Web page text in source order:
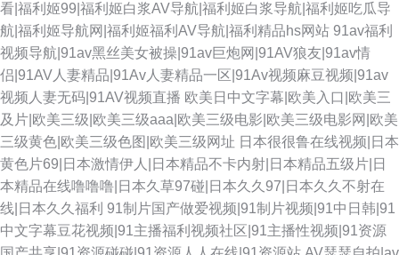
看|福利姬99|福利姬白浆AV导航|福利姬白浆导航|福利姬吃瓜导
航|福利姬导航网|福利姬福利AV导航|福利精品hs网站 91av福利
视频导航|91av黑丝美女被操|91av巨炮网|91AV狼友|91av情
侣|91AV人妻精品|91Av人妻精品一区|91Av视频麻豆视频|91av
视频人妻无码|91AV视频直播 欧美日中文字幕|欧美入口|欧美三
及片|欧美三级|欧美三级aaa|欧美三级电影|欧美三级电影网|欧美
三级黄色|欧美三级色图|欧美三级网址 日本很很鲁在线视频|日本
黄色片69|日本激情伊人|日本精品不卡内射|日本精品五级片|日
本精品在线噜噜噜|日本久草97碰|日本久久97|日本久久不射在
线|日本久久福利 91制片国产做爱视频|91制片视频|91中日韩|91
中文字幕豆花视频|91主播福利视频社区|91主播性视频|91资源